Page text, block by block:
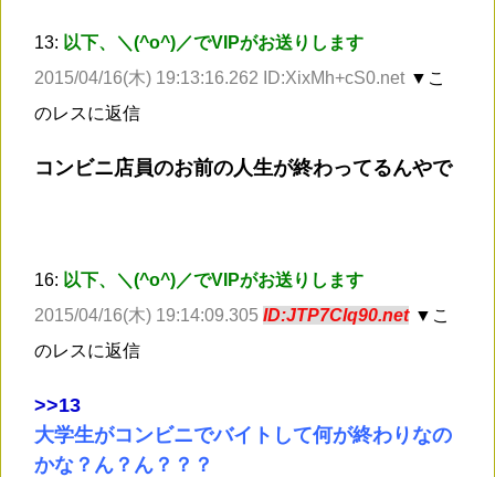
13: 以下、＼(^o^)／でVIPがお送りします
2015/04/16(木) 19:13:16.262 ID:XixMh+cS0.net ▼こ
のレスに返信
コンビニ店員のお前の人生が終わってるんやで
16: 以下、＼(^o^)／でVIPがお送りします
2015/04/16(木) 19:14:09.305 ID:JTP7Clq90.net ▼こ
のレスに返信
>>13
大学生がコンビニでバイトして何が終わりなの
かな？ん？ん？？？